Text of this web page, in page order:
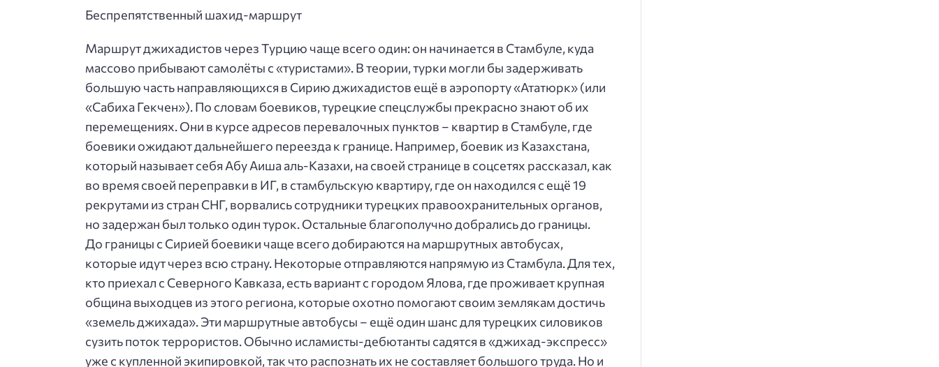
Беспрепятственный шахид-маршрут
Маршрут джихадистов через Турцию чаще всего один: он начинается в Стамбуле, куда
массово прибывают самолёты с «туристами». В теории, турки могли бы задерживать
большую часть направляющихся в Сирию джихадистов ещё в аэропорту «Ататюрк» (или
«Сабиха Гекчен»). По словам боевиков, турецкие спецслужбы прекрасно знают об их
перемещениях. Они в курсе адресов перевалочных пунктов – квартир в Стамбуле, где
боевики ожидают дальнейшего переезда к границе. Например, боевик из Казахстана,
который называет себя Абу Аиша аль-Казахи, на своей странице в соцсетях рассказал, как
во время своей переправки в ИГ, в стамбульскую квартиру, где он находился с ещё 19
рекрутами из стран СНГ, ворвались сотрудники турецких правоохранительных органов,
но задержан был только один турок. Остальные благополучно добрались до границы.
До границы с Сирией боевики чаще всего добираются на маршрутных автобусах,
которые идут через всю страну. Некоторые отправляются напрямую из Стамбула. Для тех,
кто приехал с Северного Кавказа, есть вариант с городом Ялова, где проживает крупная
община выходцев из этого региона, которые охотно помогают своим землякам достичь
«земель джихада». Эти маршрутные автобусы – ещё один шанс для турецких силовиков
сузить поток террористов. Обычно исламисты-дебютанты садятся в «джихад-экспресс»
уже с купленной экипировкой, так что распознать их не составляет большого труда. Но и